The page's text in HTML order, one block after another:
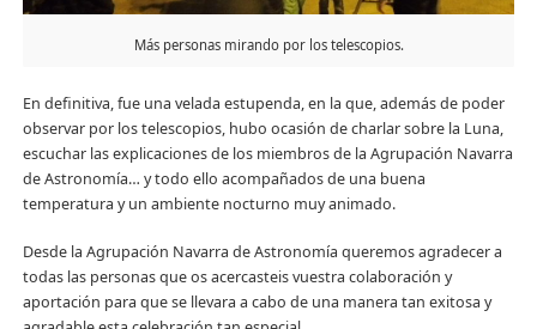
Más personas mirando por los telescopios.
En definitiva, fue una velada estupenda, en la que, además de poder
observar por los telescopios, hubo ocasión de charlar sobre la Luna,
escuchar las explicaciones de los miembros de la Agrupación Navarra
de Astronomía… y todo ello acompañados de una buena
temperatura y un ambiente nocturno muy animado.
Desde la Agrupación Navarra de Astronomía queremos agradecer a
todas las personas que os acercasteis vuestra colaboración y
aportación para que se llevara a cabo de una manera tan exitosa y